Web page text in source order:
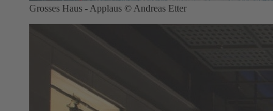
Grosses Haus - Applaus © Andreas Etter